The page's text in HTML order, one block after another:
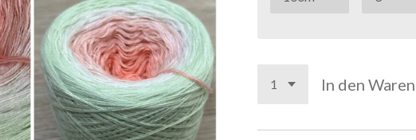
In den